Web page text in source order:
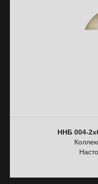
ННБ 004-